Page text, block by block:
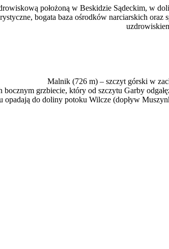
położoną w Beskidzie Sądeckim, w
bogata baza ośrodków narciarskich
Malnik (726 m) – szczyt górski w
bocznym grzbiecie, który od szczytu Garby
opadają do doliny potoku Wilcze (dopływ